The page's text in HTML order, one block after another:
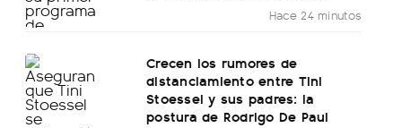
Hace 24 minutos
Crecen los rumores de
distanciamiento entre Tini
Stoessel y sus padres: la
postura de Rodrigo De Paul